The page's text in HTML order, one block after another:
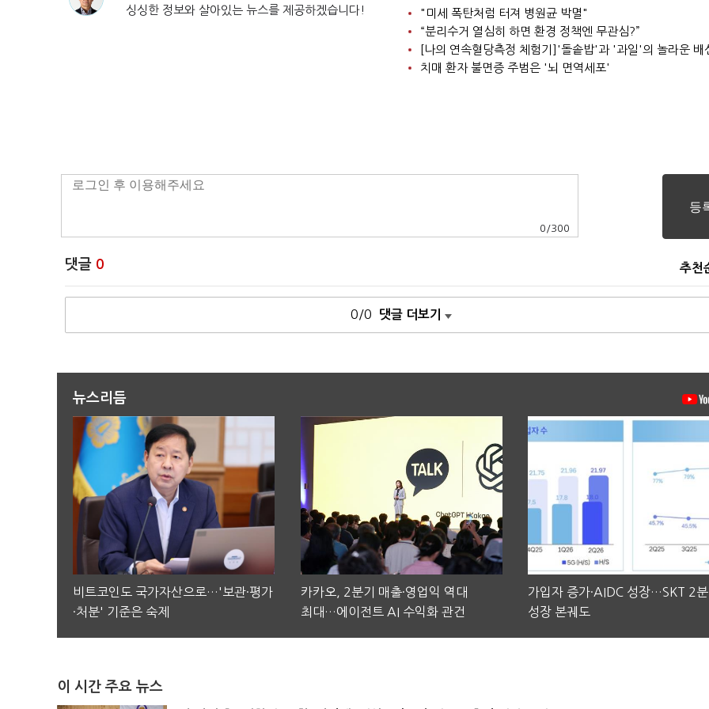
싱싱한 정보와 살아있는 뉴스를 제공하겠습니다!
"미세 폭탄처럼 터져 병원균 박멸"
“분리수거 열심히 하면 환경 정책엔 무관심?”
[나의 연속혈당측정 체험기]'돌솥밥'과 '과일'의 놀라운 배
치매 환자 불면증 주범은 '뇌 면역세포'
0 /300
댓글 0 추천
0/0 댓글 더보기
뉴스리듬
비트코인도 국가자산으로…'보관·평가
·처분' 기준은 숙제
카카오, 2분기 매출·영업익 역대
최대…에이전트 AI 수익화 관건
가입자 증가·AIDC 성장…SKT 2
성장 본궤도
이 시간 주요 뉴스